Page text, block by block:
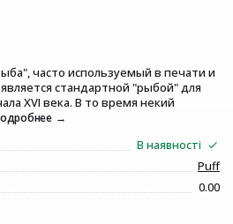
часто используемый в печати и
стандартной "рыбой" для
XVI века. В то время некий
В наявності
Puff
0.00